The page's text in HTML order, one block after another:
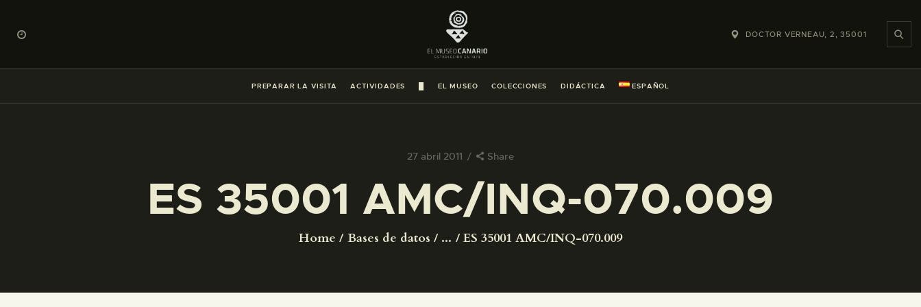
DOCTOR VERNEAU, 2, 35001
PREPARAR LA VISITA ACTIVIDADES EL MUSEO COLECCIONES DIDÁCTICA ESPAÑOL
27 abril 2011 Share
ES 35001 AMC/INQ-070.009
Home Bases de datos ... ES 35001 AMC/INQ-070.009
PREPARAR LA VISITA
ACTIVIDADES
█
COLECCIONES
DIDÁCTICA